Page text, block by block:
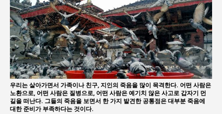
김종대, “현대전, 강한 군대도 약해질 수 있다”
이홍원 작가, 생활문화상품 4종 판매
통일 지향 2국가론: 한반도 평화의 새로운 길
우리는 살아가면서 가족이나 친구, 지인의 죽음을 많이 목격한다. 어떤 사람은
노환으로, 어떤 사람은 질병으로, 어떤 사람은 예기치 않은 사고로 갑자기 먼
길을 떠난다. 그들의 죽음을 보면서 한 가지 발견한 공통점은 대부분 죽음에
대한 준비가 부족하다는 것이다.